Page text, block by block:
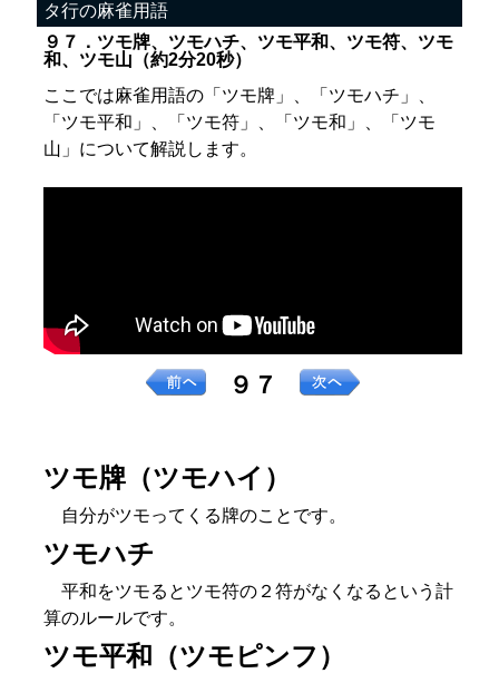
タ行の麻雀用語
９７．ツモ牌、ツモハチ、ツモ平和、ツモ符、ツモ
和、ツモ山（約2分20秒）
ここでは麻雀用語の「ツモ牌」、「ツモハチ」、
「ツモ平和」、「ツモ符」、「ツモ和」、「ツモ
山」について解説します。
９７
ツモ牌（ツモハイ）
自分がツモってくる牌のことです。
ツモハチ
平和をツモるとツモ符の２符がなくなるという計
算のルールです。
ツモ平和（ツモピンフ）